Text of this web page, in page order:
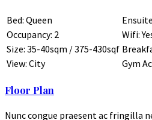
Bed: Queen
Occupancy: 2
Wifi:
Size: 35-40sqm / 375-430sqf
View: City
Gym
Floor Plan
Nunc congue praesent ac fringilla